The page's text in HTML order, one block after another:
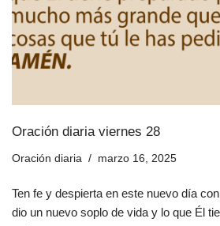
Oración diaria viernes 28
Oración diaria marzo 16, 2025
Ten fe y despierta en este nuevo día
dio un nuevo soplo de vida y lo que Él